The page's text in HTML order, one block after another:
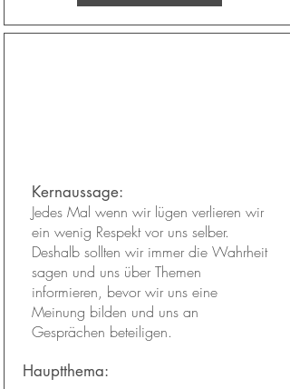
Kernaussage:
Jedes Mal wenn wir lügen verlieren wir
ein wenig Respekt vor uns selber.
Deshalb sollten wir immer die Wahrheit
sagen und uns über Themen
informieren, bevor wir uns eine
Meinung bilden und uns an
Gesprächen beteiligen.
Hauptthema: